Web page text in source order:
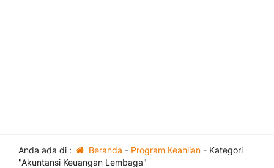
Anda ada di : Beranda - Program Keahlian- Kategori
"Akuntansi Keuangan Lembaga"